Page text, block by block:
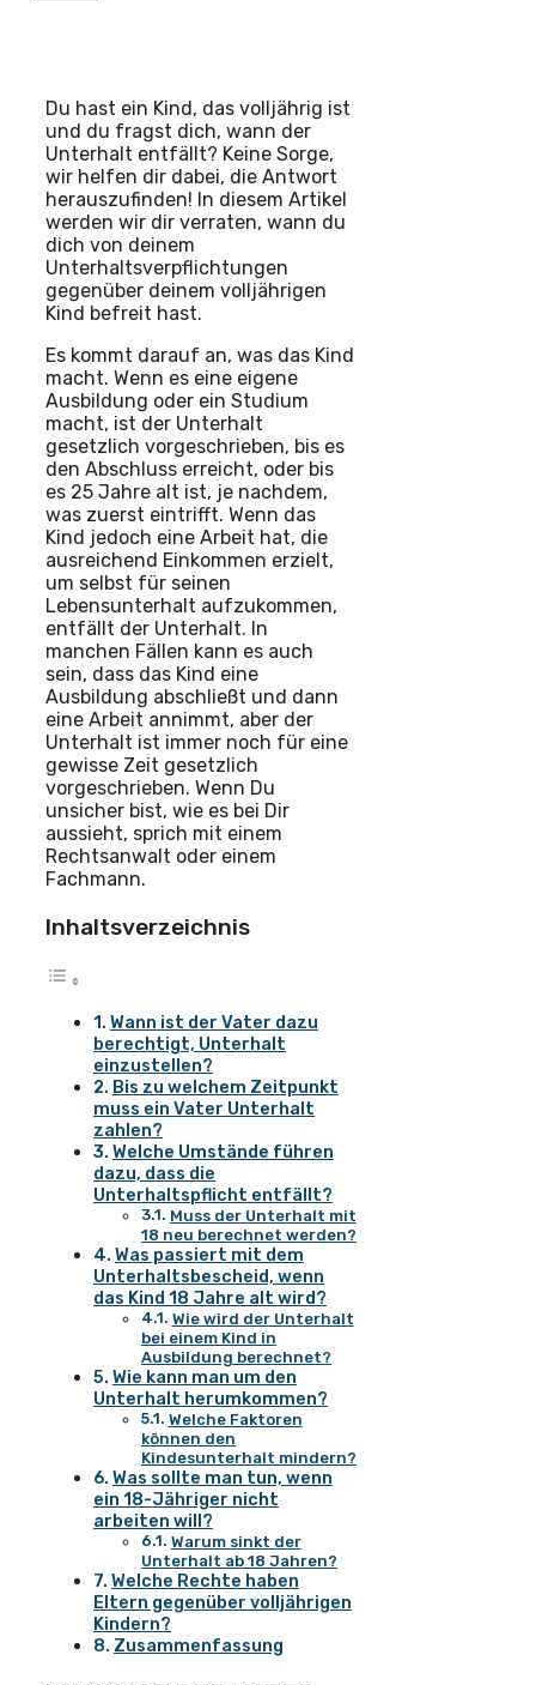
Du hast ein Kind, das volljährig ist
und du fragst dich, wann der
Unterhalt entfällt? Keine Sorge,
wir helfen dir dabei, die Antwort
herauszufinden! In diesem Artikel
werden wir dir verraten, wann du
dich von deinem
Unterhaltsverpflichtungen
gegenüber deinem volljährigen
Kind befreit hast.
Es kommt darauf an, was das Kind
macht. Wenn es eine eigene
Ausbildung oder ein Studium
macht, ist der Unterhalt
gesetzlich vorgeschrieben, bis es
den Abschluss erreicht, oder bis
es 25 Jahre alt ist, je nachdem,
was zuerst eintrifft. Wenn das
Kind jedoch eine Arbeit hat, die
ausreichend Einkommen erzielt,
um selbst für seinen
Lebensunterhalt aufzukommen,
entfällt der Unterhalt. In
manchen Fällen kann es auch
sein, dass das Kind eine
Ausbildung abschließt und dann
eine Arbeit annimmt, aber der
Unterhalt ist immer noch für eine
gewisse Zeit gesetzlich
vorgeschrieben. Wenn Du
unsicher bist, wie es bei Dir
aussieht, sprich mit einem
Rechtsanwalt oder einem
Fachmann.
Inhaltsverzeichnis
Wann ist der Vater dazu
berechtigt, Unterhalt
einzustellen?
Bis zu welchem Zeitpunkt
muss ein Vater Unterhalt
zahlen?
Welche Umstände führen
dazu, dass die
Unterhaltspflicht entfällt?
Muss der Unterhalt mit
18 neu berechnet werden?
Was passiert mit dem
Unterhaltsbescheid, wenn
das Kind 18 Jahre alt wird?
Wie wird der Unterhalt
bei einem Kind in
Ausbildung berechnet?
Wie kann man um den
Unterhalt herumkommen?
Welche Faktoren
können den
Kindesunterhalt mindern?
Was sollte man tun, wenn
ein 18-Jähriger nicht
arbeiten will?
Warum sinkt der
Unterhalt ab 18 Jahren?
Welche Rechte haben
Eltern gegenüber volljährigen
Kindern?
Zusammenfassung